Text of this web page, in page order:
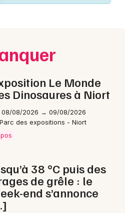
Le Monde
Dinosaures à Niort
08/08/2026 → 09/08/2026
Parc des expositions - Niort
38 °C puis des
de grêle : le
end s’annonce